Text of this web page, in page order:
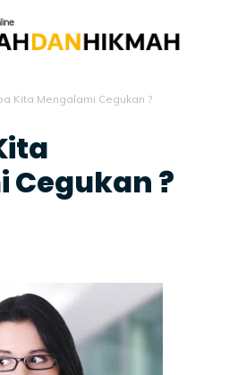
Kita Mengalami Cegukan ?
Cegukan ?